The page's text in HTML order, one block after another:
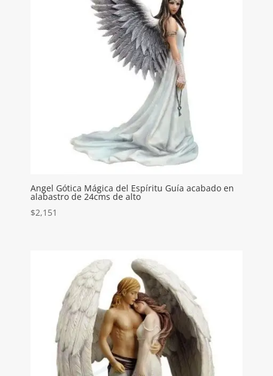
Angel Gótica Mágica del Espíritu Guía acabado en
alabastro de 24cms de alto
$2,151